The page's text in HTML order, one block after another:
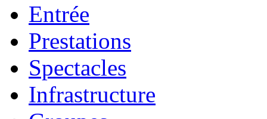
Entrée
Prestations
Spectacles
Infrastructure